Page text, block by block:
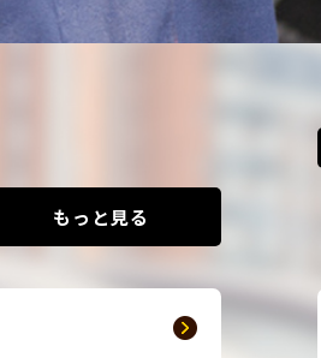
もっと見る